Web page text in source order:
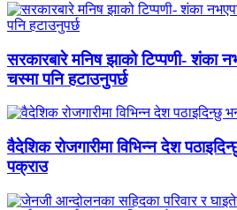
सरकारबारे मनिष झाको टिप्पणी- शंका
चस्मा पनि हटाउनुपर्छ
वैदेशिक रोजगारीमा विभिन्न देश
पक्राउ